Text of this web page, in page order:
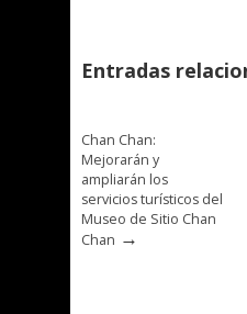
Entradas
Chan Chan:
Mejorarán y
ampliarán los
servicios turísticos del
Museo de Sitio Chan
Chan →